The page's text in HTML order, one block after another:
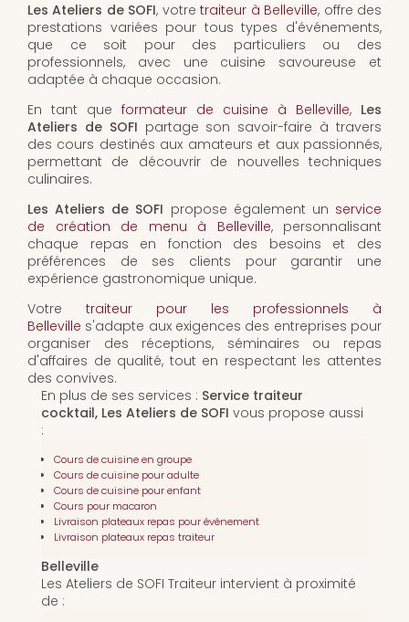
Les Ateliers de SOFI, votretraiteur à Belleville, offre des
prestations variées pour tous types d'événements,
que ce soit pour des particuliers ou des
professionnels, avec une cuisine savoureuse et
adaptée à chaque occasion.
En tant que formateur de cuisine à Belleville, Les
Ateliers de SOFI partage son savoir-faire à travers
des cours destinés aux amateurs et aux passionnés,
permettant de découvrir de nouvelles techniques
culinaires.
Les Ateliers de SOFI propose également un service
de création de menu à Belleville, personnalisant
chaque repas en fonction des besoins et des
préférences de ses clients pour garantir une
expérience gastronomique unique.
Votre traiteur pour les professionnels à
Belleville s'adapte aux exigences des entreprises pour
organiser des réceptions, séminaires ou repas
d'affaires de qualité, tout en respectant les attentes
des convives.
En plus de ses services : Service traiteur
cocktail, Les Ateliers de SOFI vous propose aussi
:
Cours de cuisine en groupe
Cours de cuisine pour adulte
Cours de cuisine pour enfant
Cours pour macaron
Livraison plateaux repas pour événement
Livraison plateaux repas traiteur
Belleville
Les Ateliers de SOFI Traiteur intervient à proximité
de :